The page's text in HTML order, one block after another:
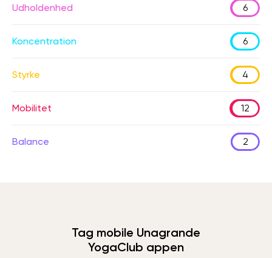
Udholdenhed 6
Koncentration 6
Styrke 4
Mobilitet 12
Balance 2
Tag mobile Unagrande
YogaClub appen